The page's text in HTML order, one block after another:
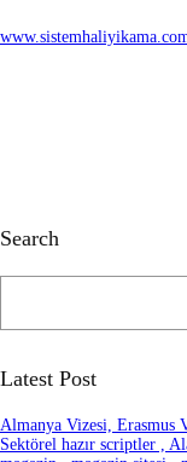
Search
h
Latest Post
Almanya Vizesi, Erasmus
Sektörel hazır scriptler ,